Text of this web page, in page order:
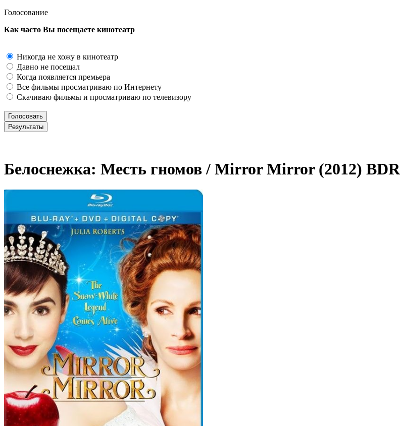
Голосование
Как часто Вы посещаете кинотеатр
Никогда не хожу в кинотеатр
Давно не посещал
Когда появляется премьера
Все фильмы просматриваю по Интернету
Скачиваю фильмы и просматриваю по телевизору
Белоснежка: Месть гномов / Mirror Mirror (2012)